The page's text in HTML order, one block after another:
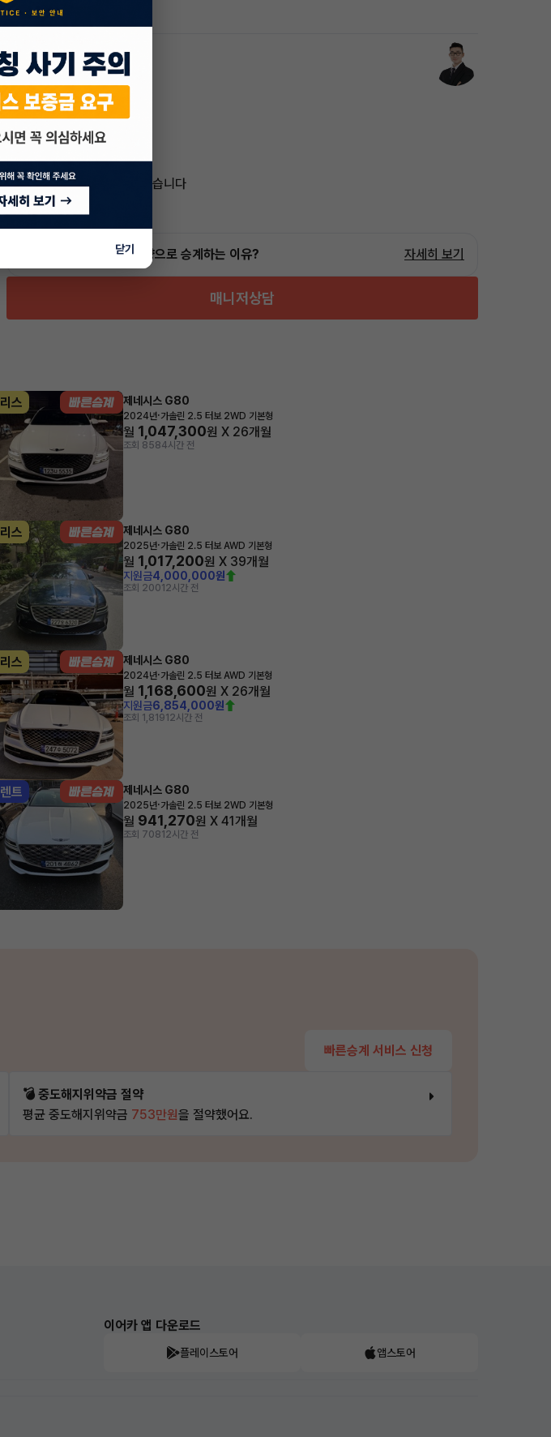
서울
박래철 매니저
전문교육수료 자격인증완료
통화가 부재중 이더라도
카톡 남겨주시면
늦더라도 답변 드리도록 하겠습니다
감사합니다
인증 차량으로 승계하는 이유? 자세히 보기
매니저상담
리스 제네시스 G80
2024년·가솔린 2.5 터보 2WD 기본형
월 1,047,300원 X 26개월
조회 8584시간 전
리스 제네시스 G80
2025년·가솔린 2.5 터보 AWD 기본형
월 1,017,200원 X 39개월
지원금4,000,000원
조회 20012시간 전
리스 제네시스 G80
2024년·가솔린 2.5 터보 AWD 기본형
월 1,168,600원 X 26개월
지원금6,854,000원
조회 1,81912시간 전
렌트 제네시스 G80
2025년·가솔린 2.5 터보 2WD 기본형
월 941,270원 X 41개월
조회 70812시간 전
빠른승계 서비스 신청
💣 중도해지위약금 절약
평균 중도해지위약금 753만원을 절약했어요.
이어카 앱 다운로드
플레이스토어 앱스토어
닫기